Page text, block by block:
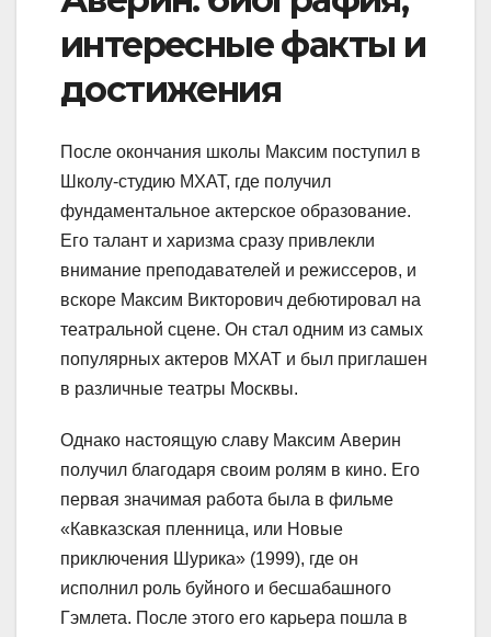
интересные факты и
достижения
После окончания школы Максим поступил в
Школу-студию МХАТ, где получил
фундаментальное актерское образование.
Его талант и харизма сразу привлекли
внимание преподавателей и режиссеров, и
вскоре Максим Викторович дебютировал на
театральной сцене. Он стал одним из самых
популярных актеров МХАТ и был приглашен
в различные театры Москвы.
Однако настоящую славу Максим Аверин
получил благодаря своим ролям в кино. Его
первая значимая работа была в фильме
«Кавказская пленница, или Новые
приключения Шурика» (1999), где он
исполнил роль буйного и бесшабашного
Гэмлета. После этого его карьера пошла в